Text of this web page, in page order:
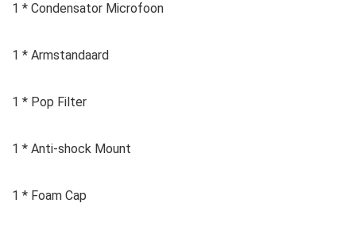
1 * Condensator Microfoon
1 * Armstandaard
1 * Pop Filter
1 * Anti-shock Mount
1 * Foam Cap